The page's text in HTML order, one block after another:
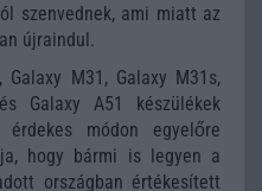
szenvednek, ami miatt az
újraindul.
M31, Galaxy M31s,
Galaxy A51 készülékek
érdekes módon egyelőre
hogy bármi is legyen a
országban értékesített